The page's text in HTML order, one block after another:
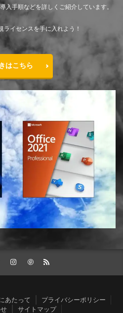
入手順などを詳しくご紹介しています。
ライセンスを手に入れよう！
はこちら
あたって
プライバシーポリシー
サイトマップ